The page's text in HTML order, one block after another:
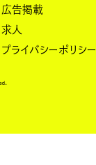
広告掲載
求人
プライバシーポリシー